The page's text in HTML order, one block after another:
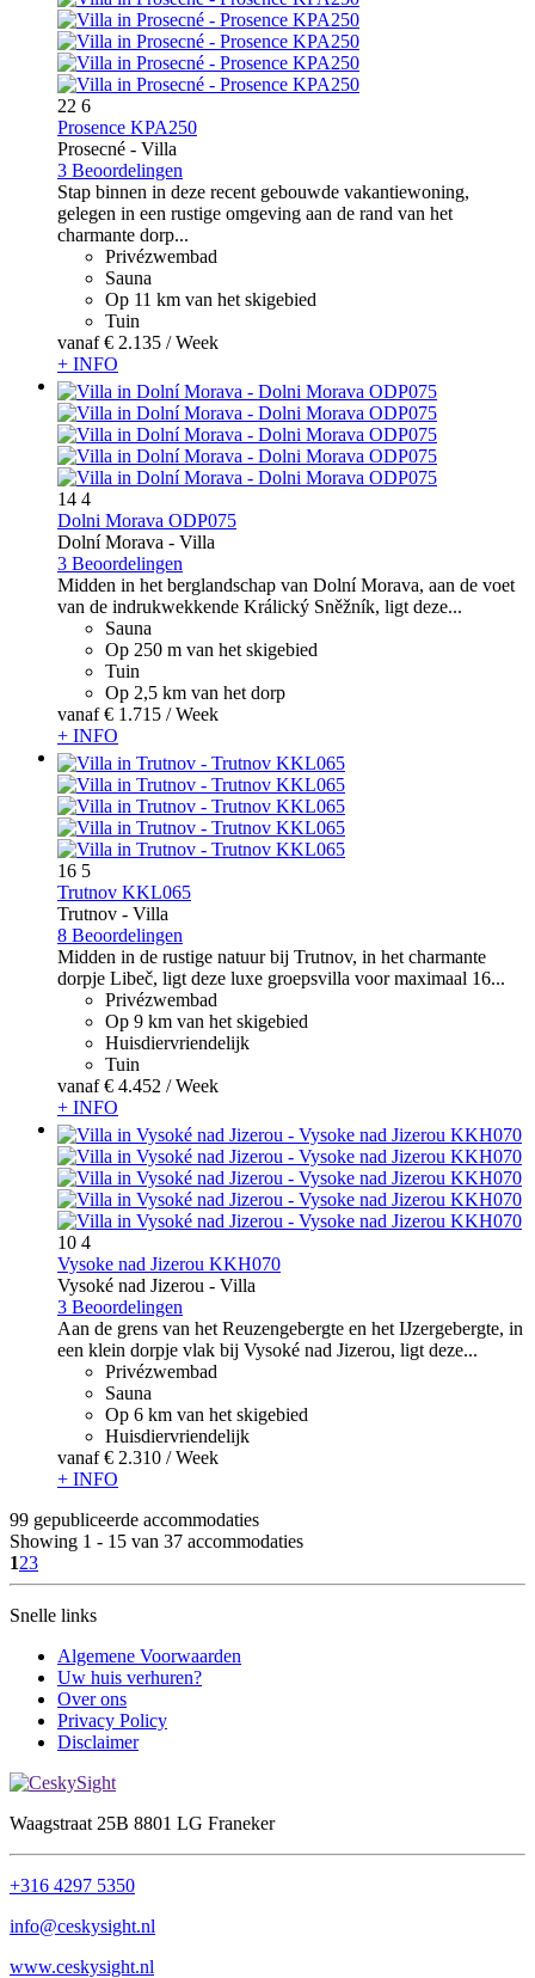
22 6
Prosence KPA250
Prosecné - Villa
3 Beoordelingen
Stap binnen in deze recent gebouwde vakantiewoning,
gelegen in een rustige omgeving aan de rand van het
charmante dorp...
Privézwembad
Sauna
Op 11 km van het skigebied
Tuin
vanaf € 2.135 / Week
+ INFO
14 4
Dolni Morava ODP075
Dolní Morava - Villa
3 Beoordelingen
Midden in het berglandschap van Dolní Morava, aan de voet
van de indrukwekkende Králický Sněžník, ligt deze...
Sauna
Op 250 m van het skigebied
Tuin
Op 2,5 km van het dorp
vanaf € 1.715 / Week
+ INFO
16 5
Trutnov KKL065
Trutnov - Villa
8 Beoordelingen
Midden in de rustige natuur bij Trutnov, in het charmante
dorpje Libeč, ligt deze luxe groepsvilla voor maximaal 16...
Privézwembad
Op 9 km van het skigebied
Huisdiervriendelijk
Tuin
vanaf € 4.452 / Week
+ INFO
10 4
Vysoke nad Jizerou KKH070
Vysoké nad Jizerou - Villa
3 Beoordelingen
Aan de grens van het Reuzengebergte en het IJzergebergte, in
een klein dorpje vlak bij Vysoké nad Jizerou, ligt deze...
Privézwembad
Sauna
Op 6 km van het skigebied
Huisdiervriendelijk
vanaf € 2.310 / Week
+ INFO
99 gepubliceerde accommodaties
Showing 1 - 15 van 37 accommodaties
123
Snelle links
Algemene Voorwaarden
Uw huis verhuren?
Over ons
Privacy Policy
Disclaimer
Waagstraat 25B 8801 LG Franeker
+316 4297 5350
info@ceskysight.nl
www.ceskysight.nl